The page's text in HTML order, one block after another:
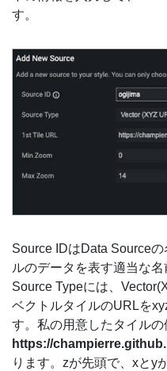
す。
Source IDはData Source
ルのデータを表す適当な
Source Typeには、
ベクトルタイルのURLを
す。私の用意したタイルの
https://
ります。zが先頭で、xとy